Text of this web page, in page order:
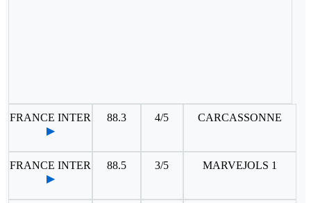
FRANCE INTER
▶
88.3 4/5 CARCASSONNE
FRANCE INTER
▶
88.5 3/5 MARVEJOLS 1